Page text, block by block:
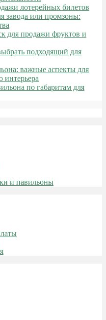
лотерейных билетов
завода или промзоны:
для продажи фруктов и
подходящий для
важные аспекты для
интерьера
по габаритам для
и павильоны